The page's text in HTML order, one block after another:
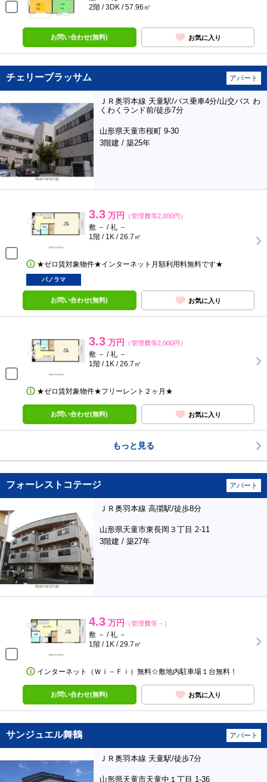
2階 / 3DK / 57.96㎡
お問い合わせ(無料) お気に入り
チェリーブラッサム アパート
ＪＲ奥羽本線 天童駅/バス乗車4分/山交バス わ
くわくランド前/徒歩7分
山形県天童市桜町 9-30
3階建 / 築25年
3.3 万円 （管理費等2,000円）
敷 － / 礼 －
1階 / 1K / 26.7㎡
★ゼロ賃対象物件★インターネット月額利用料無料です★
パノラマ
お問い合わせ(無料) お気に入り
3.3 万円 （管理費等2,000円）
敷 － / 礼 －
1階 / 1K / 26.7㎡
★ゼロ賃対象物件★フリーレント２ヶ月★
お問い合わせ(無料) お気に入り
もっと見る
フォーレストコテージ アパート
ＪＲ奥羽本線 高擶駅/徒歩8分
山形県天童市東長岡３丁目 2-11
3階建 / 築27年
4.3 万円 （管理費等－）
敷 － / 礼 －
1階 / 1K / 29.7㎡
インターネット（Ｗｉ－Ｆｉ）無料☆敷地内駐車場１台無料！
お問い合わせ(無料) お気に入り
サンジュエル舞鶴 アパート
ＪＲ奥羽本線 天童駅/徒歩7分
山形県天童市天童中１丁目 1-36